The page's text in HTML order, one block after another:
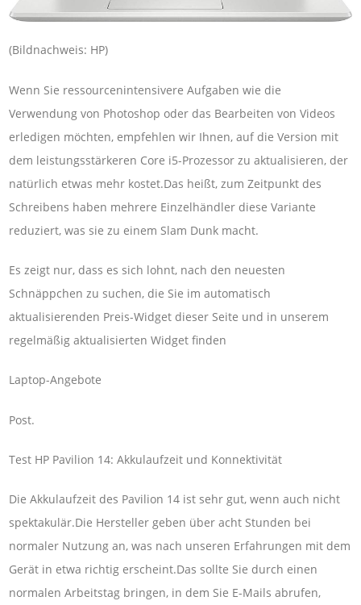
(Bildnachweis: HP)
Wenn Sie ressourcenintensivere Aufgaben wie die
Verwendung von Photoshop oder das Bearbeiten von Videos
erledigen möchten, empfehlen wir Ihnen, auf die Version mit
dem leistungsstärkeren Core i5-Prozessor zu aktualisieren, der
natürlich etwas mehr kostet.Das heißt, zum Zeitpunkt des
Schreibens haben mehrere Einzelhändler diese Variante
reduziert, was sie zu einem Slam Dunk macht.
Es zeigt nur, dass es sich lohnt, nach den neuesten
Schnäppchen zu suchen, die Sie im automatisch
aktualisierenden Preis-Widget dieser Seite und in unserem
regelmäßig aktualisierten Widget finden
Laptop-Angebote
Post.
Test HP Pavilion 14: Akkulaufzeit und Konnektivität
Die Akkulaufzeit des Pavilion 14 ist sehr gut, wenn auch nicht
spektakulär.Die Hersteller geben über acht Stunden bei
normaler Nutzung an, was nach unseren Erfahrungen mit dem
Gerät in etwa richtig erscheint.Das sollte Sie durch einen
normalen Arbeitstag bringen, in dem Sie E-Mails abrufen,